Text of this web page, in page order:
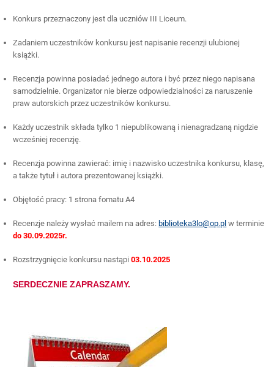
Konkurs przeznaczony jest dla uczniów III Liceum.
Zadaniem uczestników konkursu jest napisanie recenzji ulubionej
książki.
Recenzja powinna posiadać jednego autora i być przez niego napisana
samodzielnie. Organizator nie bierze odpowiedzialności za naruszenie
praw autorskich przez uczestników konkursu.
Każdy uczestnik składa tylko 1 niepublikowaną i nienagradzaną nigdzie
wcześniej recenzję.
Recenzja powinna zawierać: imię i nazwisko uczestnika konkursu, klasę,
a także tytuł i autora prezentowanej książki.
Objętość pracy: 1 strona fomatu A4
Recenzje należy wysłać mailem na adres:biblioteka3lo@op.pl w terminie
do 30.09.2025r.
Rozstrzygnięcie konkursu nastąpi03.10.2025
SERDECZNIE ZAPRASZAMY.